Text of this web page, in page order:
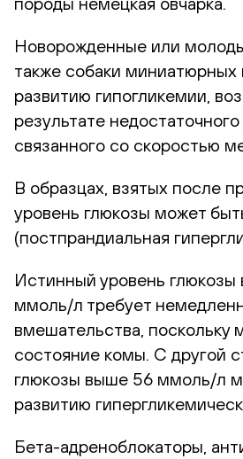
Новорожденные или
также собаки миниатюрных
развитию гипогликемии,
результате
связанного со скоростью
В образцах, взятых после
уровень глюкозы может
(постпрандиальная
Истинный уровень глюкозы
ммоль/л требует
вмешательства, поскольку
состояние комы. С другой
глюкозы выше 56 ммоль/л
развитию
Бета-адреноблокаторы,